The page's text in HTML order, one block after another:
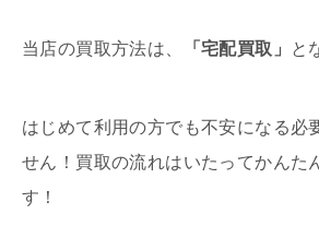
当店の買取方法は、 「宅配買取」 と
はじめて利用の方でも不安になる必
せん！買取の流れはいたってかんた
す！